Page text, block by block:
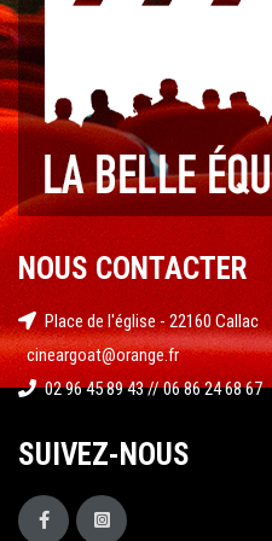
NOUS CONTACTER
Place de l'église - 22160 Callac
cineargoat@orange.fr
02 96 45 89 43 // 06 86 24 68 67
SUIVEZ-NOUS